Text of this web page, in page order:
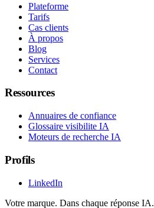
Plateforme
Tarifs
Cas clients
À propos
Blog
Services
Contact
Ressources
Annuaires de confiance
Glossaire visibilite IA
Moteurs de recherche IA
Profils
LinkedIn
Votre marque. Dans chaque réponse IA.